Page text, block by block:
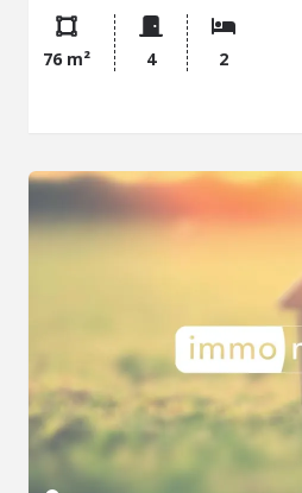
séduit par son agencement
cuisine entièrement meublée et
La pièce maîtresse est un vaste
baigné de lumière donnant
comprend deux chambres
bains fonctionnelle et un WC
au quotidien, ce bien est vendu
deux séchoirs très pratiques et
extérieure. Le chauffage est
de l'appartement affiche des
prévoyez le remplacement des
vitrage pour optimiser son
véritable cocon énergétique.
secteur, idéale pour un premier
investissement locatif !
la charge de l'acquéreur. Prix
Dans une copropriété de 250
n'est en cours. Classe énergie E,
76 m² 4 2